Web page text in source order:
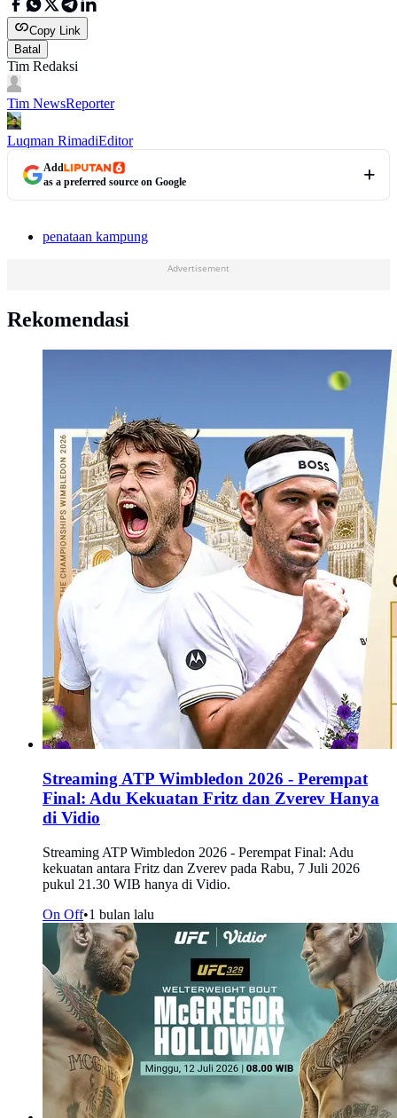
Copy Link
Batal
Tim Redaksi
Tim NewsReporter
Luqman RimadiEditor
Add
as a preferred source on Google
penataan kampung
Advertisement
Rekomendasi
Streaming ATP Wimbledon 2026 - Perempat
Final: Adu Kekuatan Fritz dan Zverev Hanya
di Vidio
Streaming ATP Wimbledon 2026 - Perempat Final: Adu
kekuatan antara Fritz dan Zverev pada Rabu, 7 Juli 2026
pukul 21.30 WIB hanya di Vidio.
On Off•1 bulan lalu